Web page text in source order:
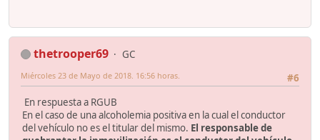
thetrooper69
GC
#6
Miércoles 23 de Mayo de 2018. 16:56 horas.
En respuesta a RGUB
En el caso de una alcoholemia positiva en la cual el conductor
del vehículo no es el titular del mismo. El responsable de